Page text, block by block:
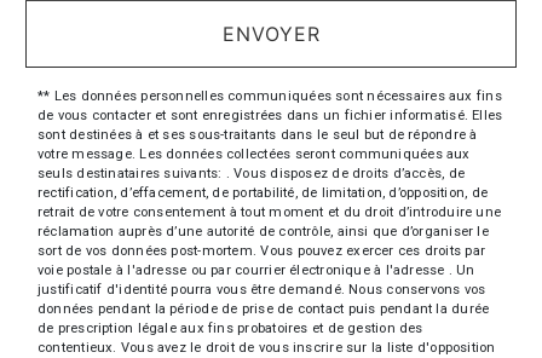
ENVOYER
** Les données personnelles communiquées sont nécessaires aux fins
de vous contacter et sont enregistrées dans un fichier informatisé. Elles
sont destinées à et ses sous-traitants dans le seul but de répondre à
votre message. Les données collectées seront communiquées aux
seuls destinataires suivants: . Vous disposez de droits d’accès, de
rectification, d’effacement, de portabilité, de limitation, d’opposition, de
retrait de votre consentement à tout moment et du droit d’introduire une
réclamation auprès d’une autorité de contrôle, ainsi que d’organiser le
sort de vos données post-mortem. Vous pouvez exercer ces droits par
voie postale à l'adresse ou par courrier électronique à l'adresse . Un
justificatif d'identité pourra vous être demandé. Nous conservons vos
données pendant la période de prise de contact puis pendant la durée
de prescription légale aux fins probatoires et de gestion des
contentieux. Vous avez le droit de vous inscrire sur la liste d'opposition